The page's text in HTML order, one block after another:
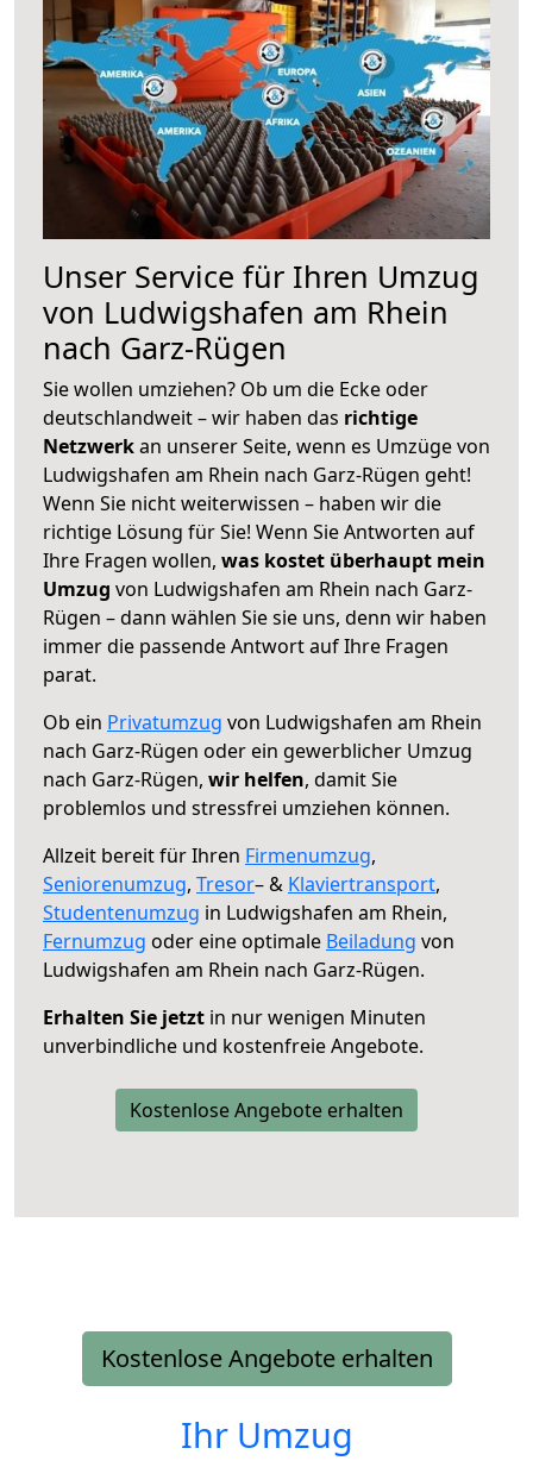
Unser Service für Ihren Umzug
von Ludwigshafen am Rhein
nach Garz-Rügen
Sie wollen umziehen? Ob um die Ecke oder
deutschlandweit – wir haben das richtige
Netzwerkan unserer Seite, wenn es Umzüge von
Ludwigshafen am Rhein nach Garz-Rügen geht!
Wenn Sie nicht weiterwissen – haben wir die
richtige Lösung für Sie! Wenn Sie Antworten auf
Ihre Fragen wollen, was kostet überhaupt mein
Umzug von Ludwigshafen am Rhein nach Garz-
Rügen – dann wählen Sie sie uns, denn wir haben
immer die passende Antwort auf Ihre Fragen
parat.
Ob ein Privatumzug von Ludwigshafen am Rhein
nach Garz-Rügen oder ein gewerblicher Umzug
nach Garz-Rügen, wir helfen, damit Sie
problemlos und stressfrei umziehen können.
Allzeit bereit für Ihren Firmenumzug,
Seniorenumzug, Tresor– & Klaviertransport,
Studentenumzug in Ludwigshafen am Rhein,
Fernumzug oder eine optimale Beiladung von
Ludwigshafen am Rhein nach Garz-Rügen.
Erhalten Sie jetzt in nur wenigen Minuten
unverbindliche und kostenfreie Angebote.
Kostenlose Angebote erhalten
Kostenlose Angebote erhalten
Ihr Umzug